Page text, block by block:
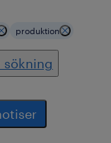
produktion
sökning